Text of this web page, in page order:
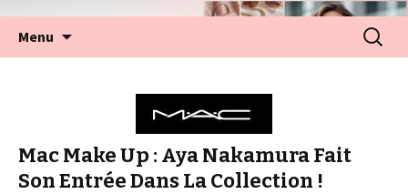
Menu
Mac Make Up : Aya Nakamura Fait
Son Entrée Dans La Collection !